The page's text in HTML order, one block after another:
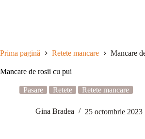
Prima pagină Retete mancare Mancare
Mancare de rosii cu pui
Pasare Retete Retete mancare
Gina Bradea 25 octombrie 2023